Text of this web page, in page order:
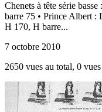
Chenets à tête série
barre 75 • Prince Albert
H 170, H barre...
7 octobre 2010
2650 vues au total, 0